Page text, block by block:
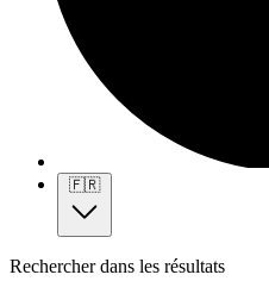
🇫🇷
Rechercher dans les résultats